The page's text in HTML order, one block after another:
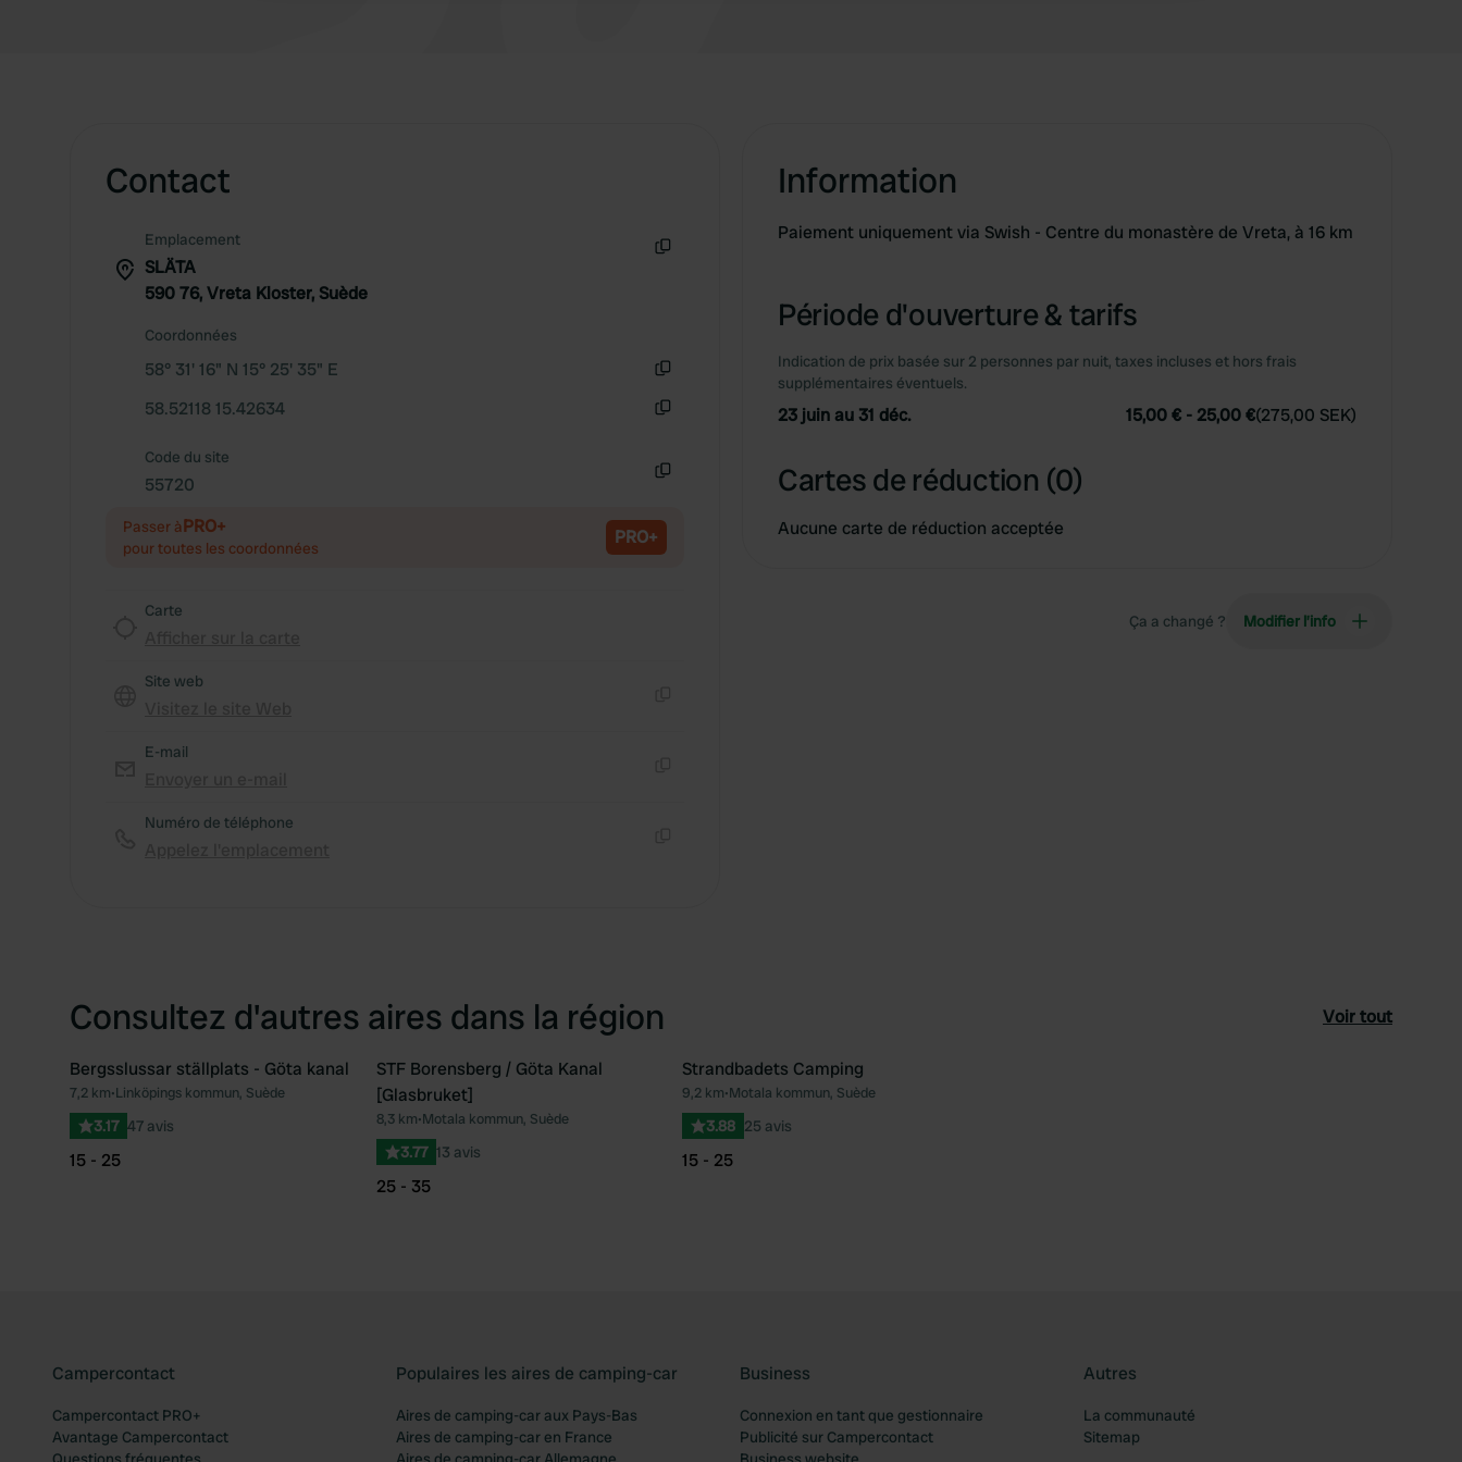
Contact
Emplacement
SLÄTA
590 76, Vreta Kloster, Suède
Coordonnées
58° 31' 16" N 15° 25' 35" E
58.52118 15.42634
Code du site
55720
Passer àPRO+
pour toutes les coordonnées PRO+
Carte
Site web
E-mail
Numéro de téléphone
Information
Paiement uniquement via Swish - Centre du monastère de Vreta, à 16 km
Période d'ouverture & tarifs
Indication de prix basée sur 2 personnes par nuit, taxes incluses et hors frais
supplémentaires éventuels.
23 juin au 31 déc. 15,00 € - 25,00 €(275,00 SEK)
Cartes de réduction (0)
Aucune carte de réduction acceptée
Ça a changé ? Modifier l’info
Consultez d'autres aires dans la région Voir tout
Préféré
Bergsslussar ställplats - Göta kanal
7,2 km•Linköpings kommun, Suède
3.17 47 avis
15 - 25
Préféré
STF Borensberg / Göta Kanal
[Glasbruket]
8,3 km•Motala kommun, Suède
3.77 13 avis
25 - 35
Strandbadets Camping
9,2 km•Motala kommun, Suède
3.88 25 avis
15 - 25
Campercontact
Campercontact PRO+
Avantage Campercontact
Populaires les aires de camping-car
Aires de camping-car aux Pays-Bas
Aires de camping-car en France
Business
Connexion en tant que gestionnaire
Publicité sur Campercontact
Autres
La communauté
Sitemap